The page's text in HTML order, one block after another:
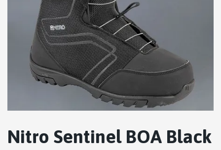
Nitro Sentinel BOA Black